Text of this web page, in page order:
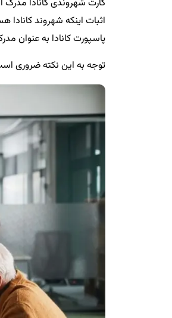
اثبات اینکه شهروند
پاسپورت کانادا به عنوان
توجه به این نکته ضروری